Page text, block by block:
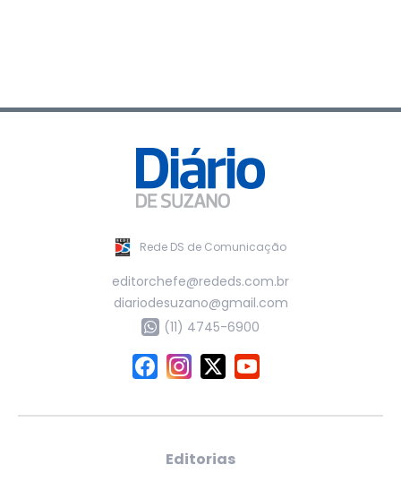
Rede DS de Comunicação
editorchefe@rededs.com.br
diariodesuzano@gmail.com
(11) 4745-6900
Editorias